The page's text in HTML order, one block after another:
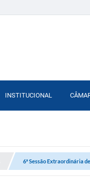
INSTITUCIONAL
6ª Sessão Extraordinária